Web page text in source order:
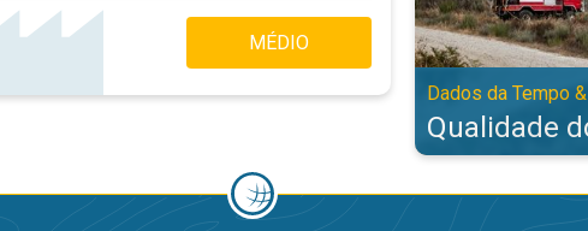
MÉDIO
Dados da Tempo
Qualidade